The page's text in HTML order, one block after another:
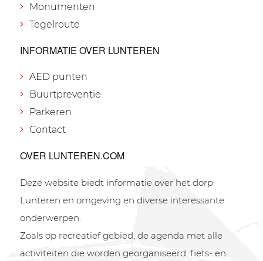
Monumenten
Tegelroute
INFORMATIE OVER LUNTEREN
AED punten
Buurtpreventie
Parkeren
Contact
OVER LUNTEREN.COM
Deze website biedt informatie over het dorp
Lunteren en omgeving en diverse interessante
onderwerpen.
Zoals op recreatief gebied, de agenda met alle
activiteiten die worden georganiseerd, fiets- en